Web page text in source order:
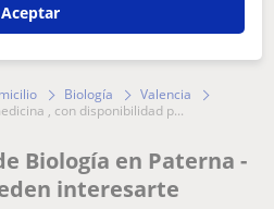
perfil?Cuéntanos
Biología
Valencia
, con disponibilidad p...
Biología en Paterna -
interesarte
Aceptar